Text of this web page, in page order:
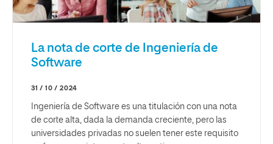
La nota de corte de Ingeniería de
Software
31 / 10 / 2024
Ingeniería de Software es una titulación con una nota
de corte alta, dada la demanda creciente, pero las
universidades privadas no suelen tener este requisito